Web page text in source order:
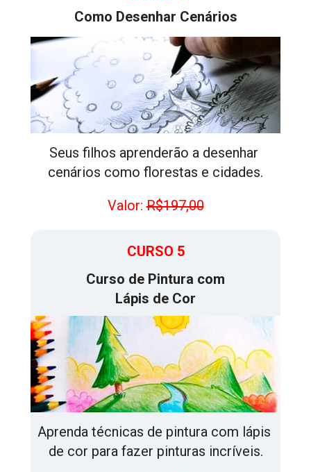
Como Desenhar Cenários
Seus filhos aprenderão a desenhar
cenários como florestas e cidades.
Valor: R$197,00
Curso de Pintura com
Lápis de Cor
Aprenda técnicas de pintura com lápis
de cor para fazer pinturas incríveis.
CURSO 5